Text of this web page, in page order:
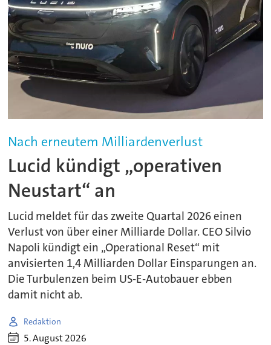
Nach erneutem Milliardenverlust
Lucid kündigt „operativen
Neustart“ an
Lucid meldet für das zweite Quartal 2026 einen
Verlust von über einer Milliarde Dollar. CEO Silvio
Napoli kündigt ein „Operational Reset“ mit
anvisierten 1,4 Milliarden Dollar Einsparungen an.
Die Turbulenzen beim US-E-Autobauer ebben
damit nicht ab.
Redaktion
5. August 2026